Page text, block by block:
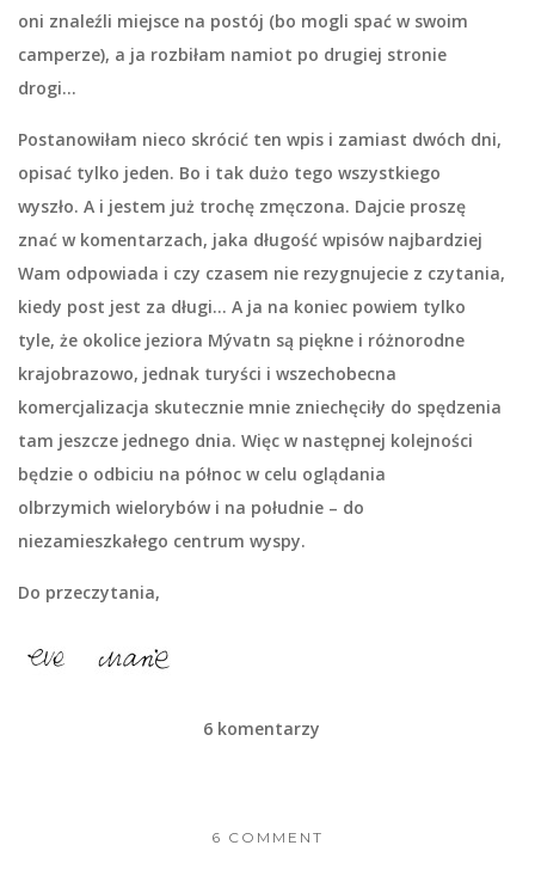
oni znaleźli miejsce na postój (bo mogli spać w swoim
camperze), a ja rozbiłam namiot po drugiej stronie
drogi…
Postanowiłam nieco skrócić ten wpis i zamiast dwóch dni,
opisać tylko jeden. Bo i tak dużo tego wszystkiego
wyszło. A i jestem już trochę zmęczona. Dajcie proszę
znać w komentarzach, jaka długość wpisów najbardziej
Wam odpowiada i czy czasem nie rezygnujecie z czytania,
kiedy post jest za długi… A ja na koniec powiem tylko
tyle, że okolice jeziora Mývatn są piękne i różnorodne
krajobrazowo, jednak turyści i wszechobecna
komercjalizacja skutecznie mnie zniechęciły do spędzenia
tam jeszcze jednego dnia. Więc w następnej kolejności
będzie o odbiciu na północ w celu oglądania
olbrzymich wielorybów i na południe – do
niezamieszkałego centrum wyspy.
Do przeczytania,
6 komentarzy
6 COMMENT